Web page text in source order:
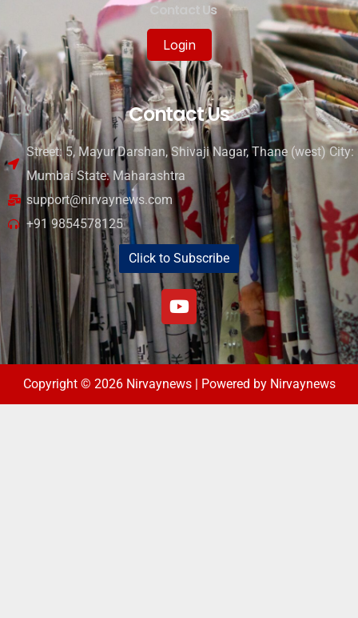
Contact Us
Login
Contact Us
Street: 5, Mayur Darshan, Shivaji Nagar, Thane (west) City:
Mumbai State: Maharashtra
support@nirvaynews.com
+91 9854578125
Click to Subscribe
Copyright © 2026 Nirvaynews | Powered by Nirvaynews